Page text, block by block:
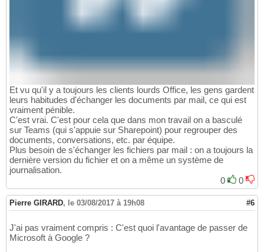
Et vu qu'il y a toujours les clients lourds Office, les gens gardent
leurs habitudes d'échanger les documents par mail, ce qui est
vraiment pénible.
C'est vrai. C'est pour cela que dans mon travail on a basculé
sur Teams (qui s'appuie sur Sharepoint) pour regrouper des
documents, conversations, etc. par équipe.
Plus besoin de s'échanger les fichiers par mail : on a toujours la
dernière version du fichier et on a même un système de
journalisation.
0
0
Pierre GIRARD, le 03/08/2017 à 19h08 #6
J'ai pas vraiment compris : C'est quoi l'avantage de passer de
Microsoft à Google ?